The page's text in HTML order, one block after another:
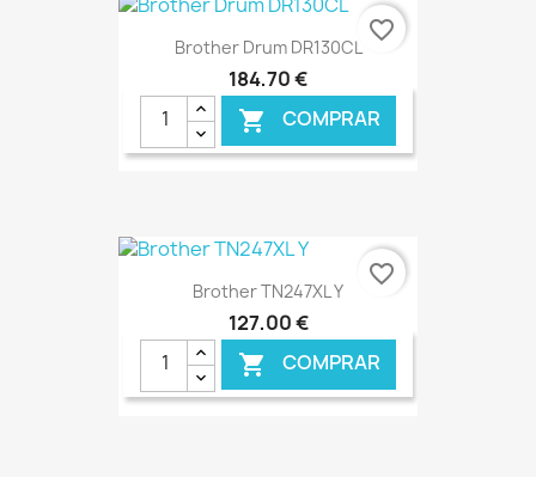
Brother Drum DR130CL
184,70 €
 COMPRAR
€ ONLINE
favorite_border
Brother TN247XL Y
127,00 €
 COMPRAR
favorite_border